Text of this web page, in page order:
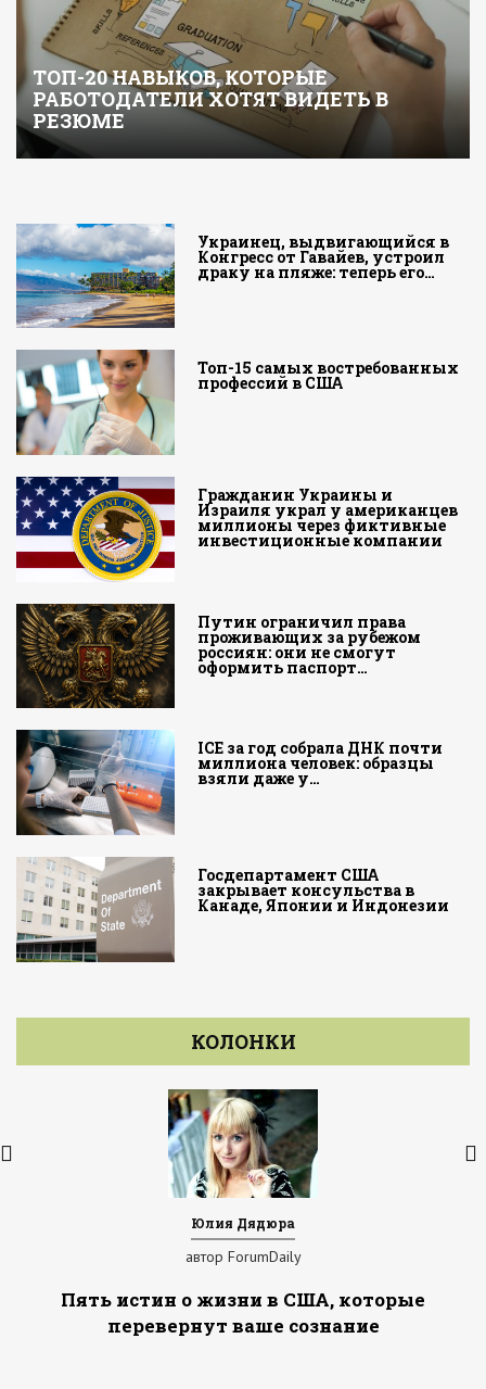
ТОП-20 НАВЫКОВ, КОТОРЫЕ
РАБОТОДАТЕЛИ ХОТЯТ ВИДЕТЬ В
РЕЗЮМЕ
Украинец, выдвигающийся в
Конгресс от Гавайев, устроил
драку на пляже: теперь его…
Топ-15 самых востребованных
профессий в США
Гражданин Украины и
Израиля украл у американцев
миллионы через фиктивные
инвестиционные компании
Путин ограничил права
проживающих за рубежом
россиян: они не смогут
оформить паспорт…
ICE за год собрала ДНК почти
миллиона человек: образцы
взяли даже у…
Госдепартамент США
закрывает консульства в
Канаде, Японии и Индонезии
КОЛОНКИ
Юлия Дядюра
автор ForumDaily
Пять истин о жизни в США, которые
перевернут ваше сознание